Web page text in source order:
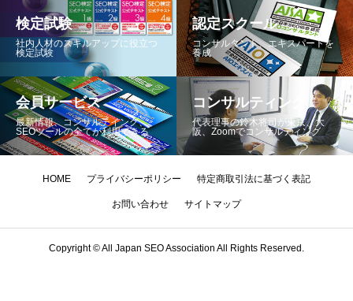
検定試験
社内人材のスキルアップに役立つ
検定試験
認定スクール
コンサルタント、エキスパートを
養成
会員サービス
最新情報、コンサルテイング、
SEOツールの全てが利用できる
コンサルティング
代表理事の鈴木将司が東京、大
阪、Zoomでコンサルティング
HOME プライバシーポリシー 特定商取引法に基づく表記
お問い合わせ サイトマップ
Copyright © All Japan SEO Association All Rights Reserved.